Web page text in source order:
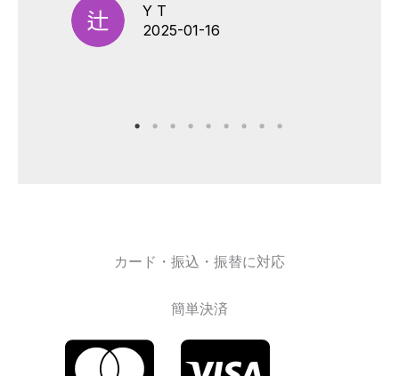
Y T
2025-01-16
カード・振込・振替に対応
簡単決済